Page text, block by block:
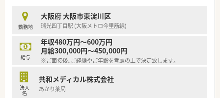
す。
■地域の医療機関や介護関係者と密に連携を図りながら、医師の
訪問診療に直接同行する形式など高度な在宅医療にも携わりま
す。
■常時3名の薬剤師体制を維持しているため、お互いの業務を複
数名でフォローし合いながら安全に調剤を行うことができま
す。
【職場環境と雰囲気】
■大手企業ならではの低い離職率を強みに、店舗には20代の若
勤務地
大阪府 大阪市東淀川区
瑞光四丁目駅 (大阪メトロ今里筋線)
給与
年収480万円～600万円
月給300,000円～450,000円
※ご面接後、ご経験やご年齢を考慮の上で決定致します。
法人
名
共和メディカル株式会社
あかり薬局